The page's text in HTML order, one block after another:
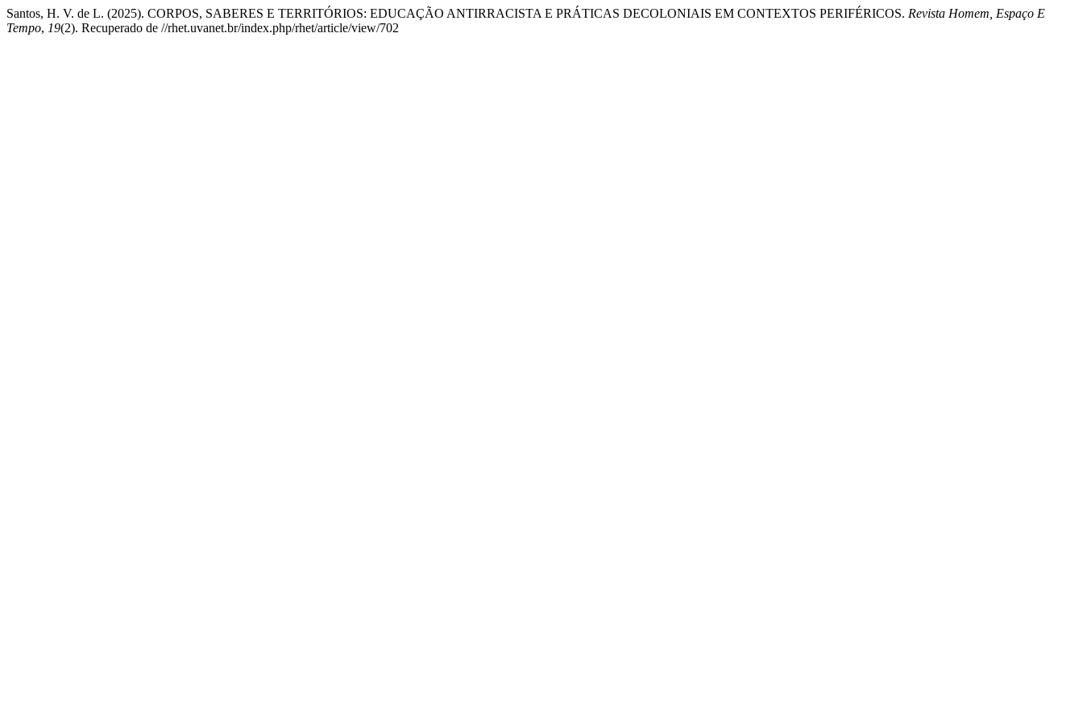
Santos, H. V. de L. (2025). CORPOS, SABERES E TERRITÓRIOS: EDUCAÇÃO ANTIRRACISTA E PRÁTICAS DECOLONIAIS EM CONTEXTOS PERIFÉRICOS. Revista Homem, Espaço E
Tempo, 19(2). Recuperado de //rhet.uvanet.br/index.php/rhet/article/view/702